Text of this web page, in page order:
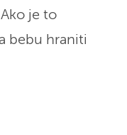
je to
bebu hraniti